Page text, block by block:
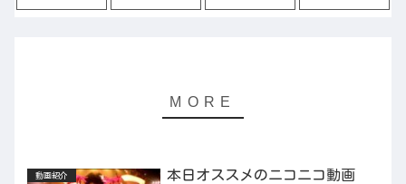
動画紹介
本日オススメのニコニコ動画